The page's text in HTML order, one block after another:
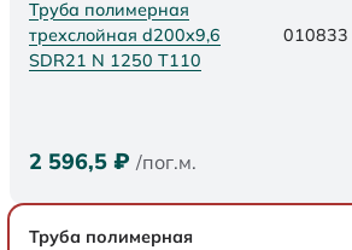
Труба полимерная
трехслойная d200x9,6
SDR21 N 1250 Т110
010833
2 596,5 ₽ /пог.м.
Труба полимерная